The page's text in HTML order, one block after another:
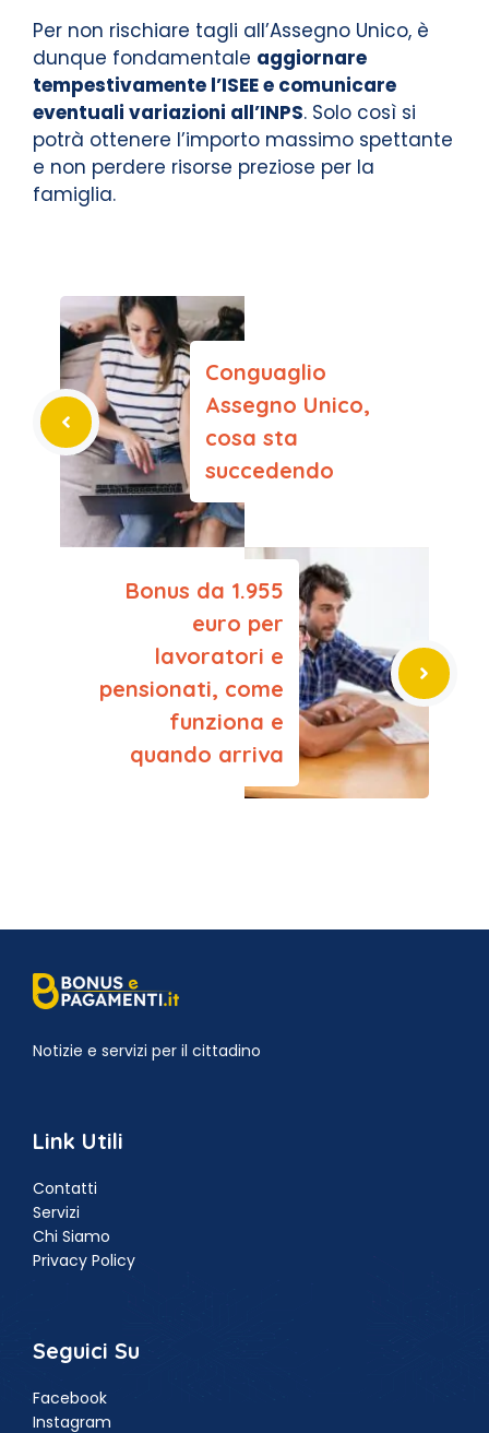
Per non rischiare tagli all’Assegno Unico, è
dunque fondamentale aggiornare
tempestivamente l’ISEE e comunicare
eventuali variazioni all’INPS. Solo così si
potrà ottenere l’importo massimo spettante
e non perdere risorse preziose per la
famiglia.
Conguaglio
Assegno Unico,
cosa sta
succedendo
Bonus da 1.955
euro per
lavoratori e
pensionati, come
funziona e
quando arriva
Notizie e servizi per il cittadino
Link Utili
Contatti
Servizi
Chi Siamo
Privacy Policy
Seguici Su
Facebook
Instagram